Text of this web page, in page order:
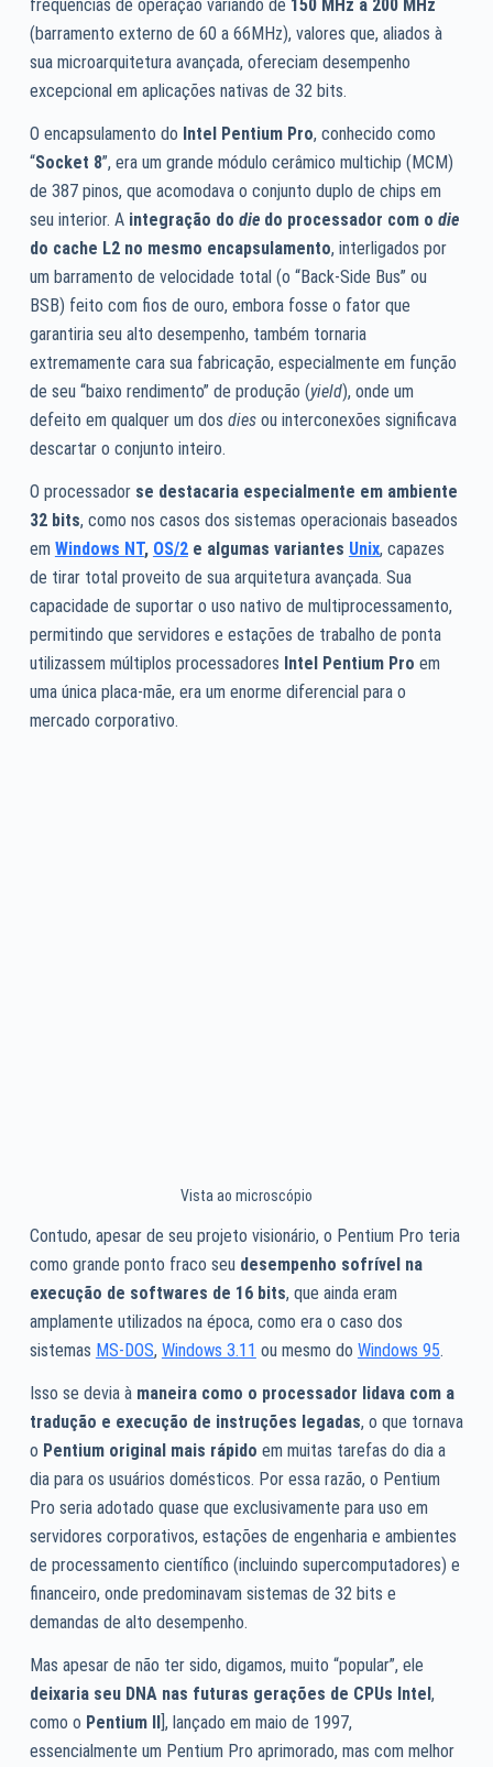
frequências de operação variando de 150 MHz a 200 MHz
(barramento externo de 60 a 66MHz), valores que, aliados à
sua microarquitetura avançada, ofereciam desempenho
excepcional em aplicações nativas de 32 bits.
O encapsulamento do Intel Pentium Pro, conhecido como
“Socket 8”, era um grande módulo cerâmico multichip (MCM)
de 387 pinos, que acomodava o conjunto duplo de chips em
seu interior. A integração do diedo processador com o die
do cache L2 no mesmo encapsulamento, interligados por
um barramento de velocidade total (o “Back-Side Bus” ou
BSB) feito com fios de ouro, embora fosse o fator que
garantiria seu alto desempenho, também tornaria
extremamente cara sua fabricação, especialmente em função
de seu “baixo rendimento” de produção (yield), onde um
defeito em qualquer um dos diesou interconexões significava
descartar o conjunto inteiro.
O processador se destacaria especialmente em ambiente
32 bits, como nos casos dos sistemas operacionais baseados
em Windows NT, OS/2e algumas variantes Unix, capazes
de tirar total proveito de sua arquitetura avançada. Sua
capacidade de suportar o uso nativo de multiprocessamento,
permitindo que servidores e estações de trabalho de ponta
utilizassem múltiplos processadores Intel Pentium Pro em
uma única placa-mãe, era um enorme diferencial para o
mercado corporativo.
Vista ao microscópio
Contudo, apesar de seu projeto visionário, o Pentium Pro teria
como grande ponto fraco seu desempenho sofrível na
execução de softwares de 16 bits, que ainda eram
amplamente utilizados na época, como era o caso dos
sistemas MS-DOS, Windows 3.11 ou mesmo do Windows 95.
Isso se devia à maneira como o processador lidava com a
tradução e execução de instruções legadas, o que tornava
o Pentium original mais rápido em muitas tarefas do dia a
dia para os usuários domésticos. Por essa razão, o Pentium
Pro seria adotado quase que exclusivamente para uso em
servidores corporativos, estações de engenharia e ambientes
de processamento científico (incluindo supercomputadores) e
financeiro, onde predominavam sistemas de 32 bits e
demandas de alto desempenho.
Mas apesar de não ter sido, digamos, muito “popular”, ele
deixaria seu DNA nas futuras gerações de CPUs Intel,
como o Pentium II], lançado em maio de 1997,
essencialmente um Pentium Pro aprimorado, mas com melhor